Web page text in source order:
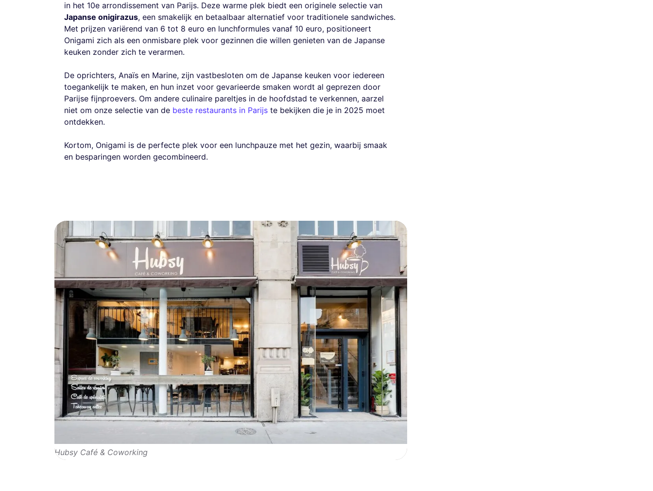
in het 10e arrondissement van Parijs. Deze warme plek biedt een originele selectie van
Japanse onigirazus, een smakelijk en betaalbaar alternatief voor traditionele sandwiches.
Met prijzen variërend van 6 tot 8 euro en lunchformules vanaf 10 euro, positioneert
Onigami zich als een onmisbare plek voor gezinnen die willen genieten van de Japanse
keuken zonder zich te verarmen.
De oprichters, Anaïs en Marine, zijn vastbesloten om de Japanse keuken voor iedereen
toegankelijk te maken, en hun inzet voor gevarieerde smaken wordt al geprezen door
Parijse fijnproevers. Om andere culinaire pareltjes in de hoofdstad te verkennen, aarzel
niet om onze selectie van de beste restaurants in Parijs te bekijken die je in 2025 moet
ontdekken.
Kortom, Onigami is de perfecte plek voor een lunchpauze met het gezin, waarbij smaak
en besparingen worden gecombineerd.
Hubsy Café & Coworking